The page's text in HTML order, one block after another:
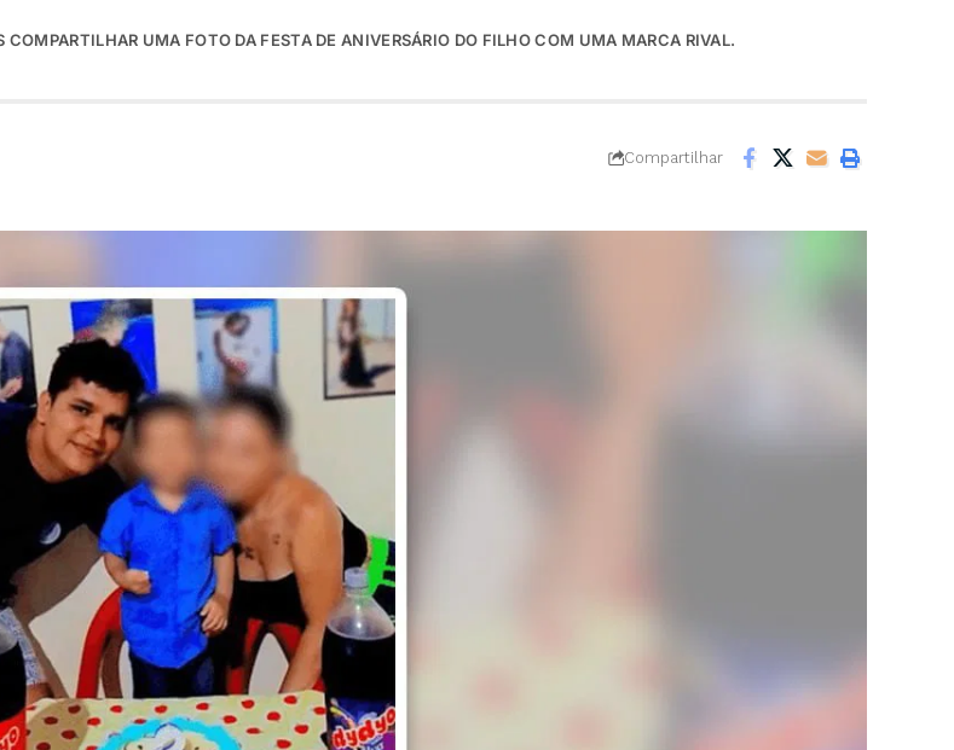
UMA FOTO DA FESTA DE ANIVERSÁRIO DO FILHO COM UMA MARCA RIVAL.
Compartilhar